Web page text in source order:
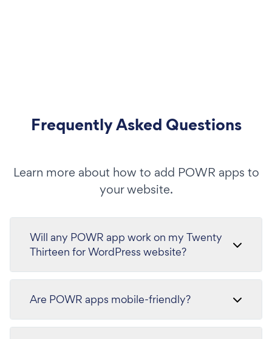
Frequently Asked Questions
Learn more about how to add POWR apps to
your website.
Will any POWR app work on my Twenty
Thirteen for WordPress website?
Are POWR apps mobile-friendly?